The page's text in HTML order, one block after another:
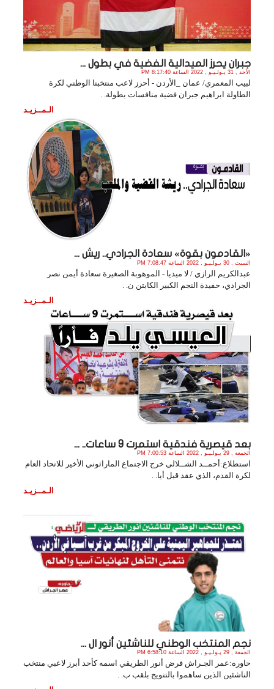
جبران يحرز الميدالية الفضية في بطول ...
الأحد , 31 يـولـيـو , 2022 الساعة 8:17:40 PM
لبيب المعمري/ عمان _الأردن - أحرز لاعب منتخبنا الوطني لكرة
الطاولة ابراهيم جبران فضية منافسات بطولة. .
الـمــزيـد
«القادمون بقوة» سعادة الجرادي.. ريش ...
السبت , 30 يـولـيـو , 2022 الساعة 7:08:47 PM
عبدالكريم الرازي / لا ميديا - الموهوبة الصغيرة سعادة أيمن نصر
الجرادي، حفيدة النجم الكبير الكابتن ن. .
الـمــزيـد
بعد قيصرية فندقية استمرت 9 ساعات.. ...
الجمعة , 29 يـولـيـو , 2022 الساعة 7:00:53 PM
استطلاع:أحمــد الشــلالي خرج الاجتماع الماراثوني الأخير للاتحاد العام
لكرة القدم، الذي عقد قبل أيا. .
الـمــزيـد
نجم المنتخب الوطني للناشئين أنور ال ...
الجمعة , 29 يـولـيـو , 2022 الساعة 6:58:10 PM
حاوره:عمر الجـراش فرض أنور الطريقي اسمه كأحد أبرز لاعبي منتخب
الناشئين الذين ساهموا بالتتويج بلقب ب. .